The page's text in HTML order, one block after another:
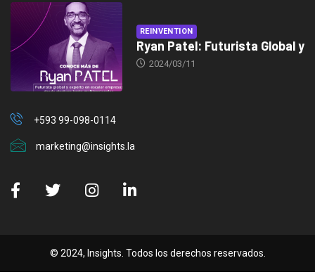
REINVENTION
Ryan Patel: Futurista Global y
2024/03/11
+593 99-098-0114
marketing@insights.la
© 2024, Insights. Todos los derechos reservados.